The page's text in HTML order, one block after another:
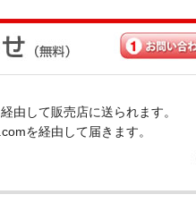
由して販売店に送られます。
を経由して届きます。